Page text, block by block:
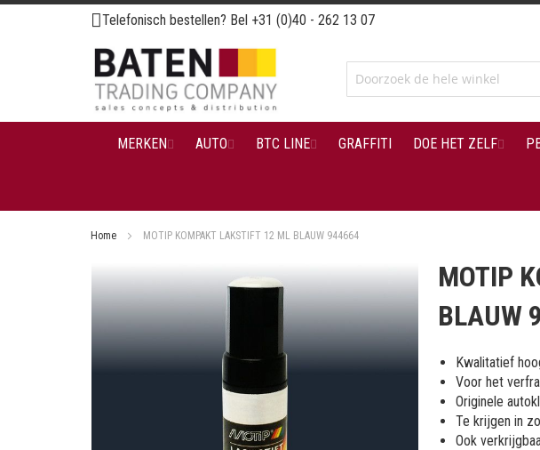
Ga
naar
de
inhoud
Telefonisch bestellen? Bel +31 (0)40 - 262 13 07
MERKEN AUTO BTC LINE GRAFFITI DOE HET ZELF
Home MOTIP KOMPAKT LAKSTIFT 12 ML BLAUW 944664
het
einde
van
MOTIP
BLAUW
Kwalitatief
Voor het
Originele
Te krijgen in
Ook